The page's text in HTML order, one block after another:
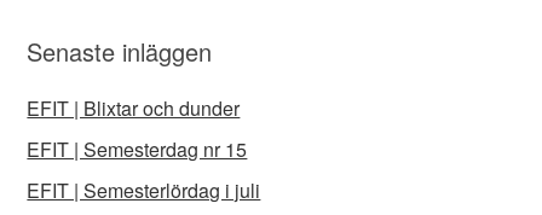
Senaste inläggen
EFIT | Blixtar och dunder
EFIT | Semesterdag nr 15
EFIT | Semesterlördag i juli